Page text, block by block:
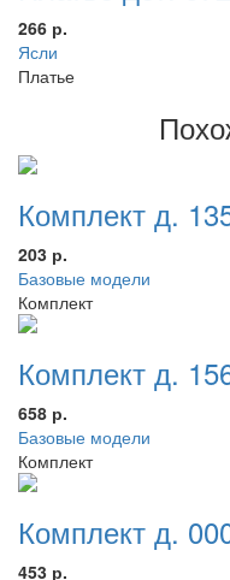
266 р.
Ясли
Платье
Комплект д.
203 р.
Базовые модели
Комплект
Комплект д.
658 р.
Базовые модели
Комплект
Комплект д.
453 р.